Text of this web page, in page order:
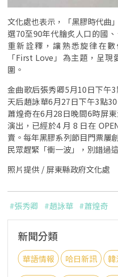
文化處也表示，「黑膠時代曲
選70至90年代膾炙人口的國
重新詮釋，讓熟悉旋律在
「First Love」為主題，呈
圍。
金曲歌后張秀卿5月10日下午
天后趙詠華6月27日下午3點
蕭煌奇在6月28日晚間6時屏
演出，已經於4 月 8 日在
賣。每年黑膠系列節目門票屢
民眾趕緊「衝一波」，別錯過
照片提供 / 屏東縣政府文化處
#張秀卿 #趙詠華 #蕭煌奇
新聞分類
華語情報 哈日新訊